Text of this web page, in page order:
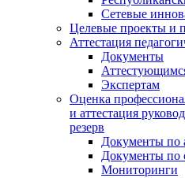
Сетевые
Целевые проекты и
Аттестация
Документы
Экспертам
Оценка
и аттестация
резерв
Документы по
Документы по
Мониторинги